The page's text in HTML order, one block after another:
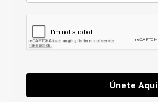
Únete Aquí